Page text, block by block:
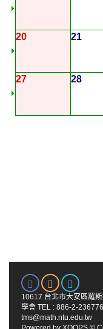
20 21
27 28
10617 台北市大安區羅
學會 TEL : 886-2-
tms@math.ntu.edu.tw